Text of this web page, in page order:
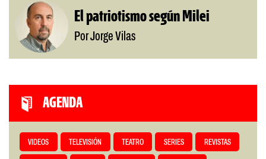
El patriotismo según Milei
Por Jorge Vilas
AGENDA
VIDEOS TELEVISIÓN TEATRO SERIES REVISTAS